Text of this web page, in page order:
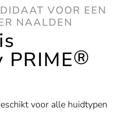
VOOR EEN
NAALDEN
®
voor alle huidtypen